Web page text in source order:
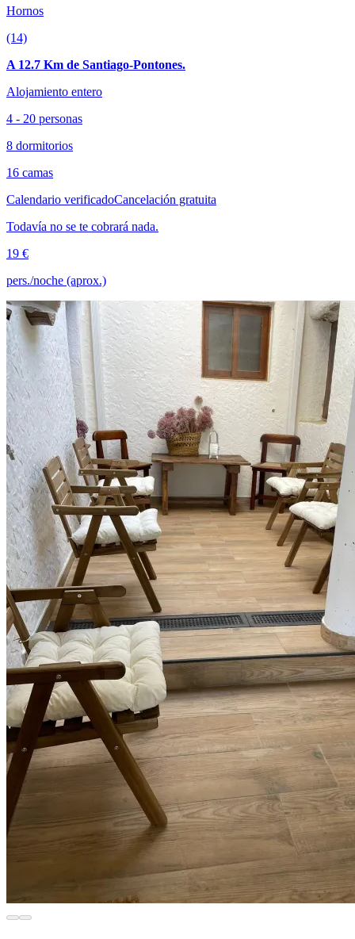
Hornos
(14)
A 12.7 Km de Santiago-Pontones.
Alojamiento entero
4 - 20 personas
8 dormitorios
16 camas
Calendario verificadoCancelación gratuita
Todavía no se te cobrará nada.
19 €
pers./noche (aprox.)